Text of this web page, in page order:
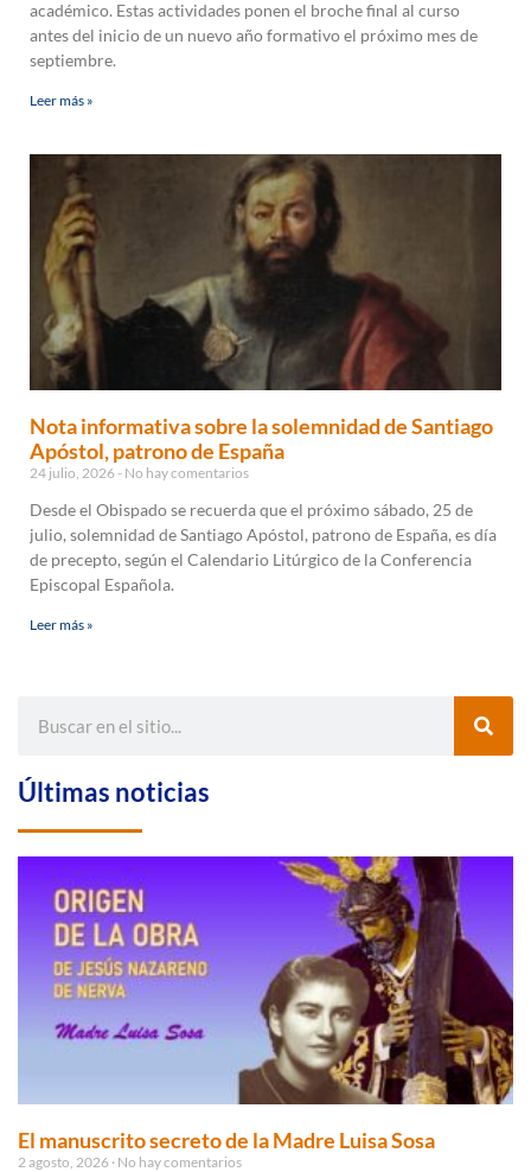
académico. Estas actividades ponen el broche final al curso
antes del inicio de un nuevo año formativo el próximo mes de
septiembre.
Leer más »
Nota informativa sobre la solemnidad de Santiago
Apóstol, patrono de España
24 julio, 2026 No hay comentarios
Desde el Obispado se recuerda que el próximo sábado, 25 de
julio, solemnidad de Santiago Apóstol, patrono de España, es día
de precepto, según el Calendario Litúrgico de la Conferencia
Episcopal Española.
Leer más »
Últimas noticias
El manuscrito secreto de la Madre Luisa Sosa
2 agosto, 2026 No hay comentarios